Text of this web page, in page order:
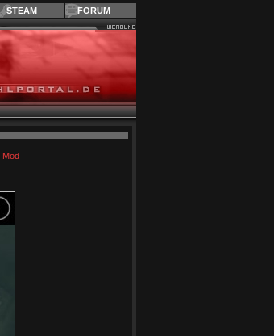
STEAM FORUM
Mod